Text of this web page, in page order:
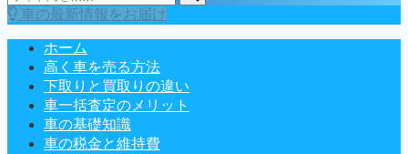
車の最新情報をお届け
ホーム
高く車を売る方法
下取りと買取りの違い
車一括査定のメリット
車の基礎知識
車の税金と維持費